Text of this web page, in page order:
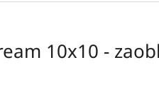
10x10 -